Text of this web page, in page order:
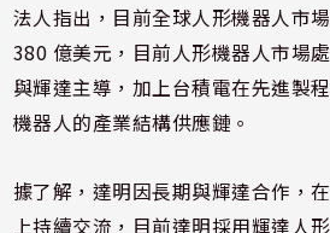
法人指出，目前全球人形機器人市
380 億美元，目前人形機器人市場
與輝達主導，加上台積電在先進製
機器人的產業結構供應鏈。
據了解，達明因長期與輝達合作，
上持續交流，目前達明採用輝達人